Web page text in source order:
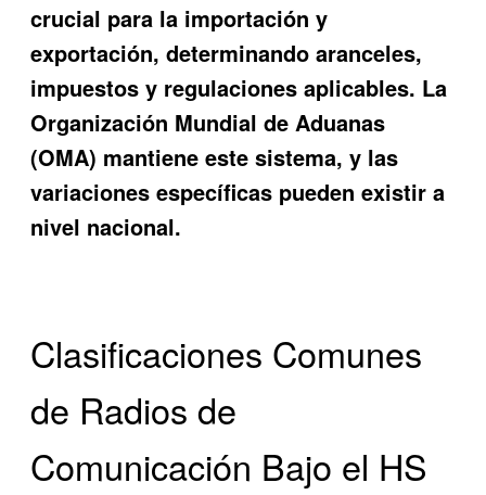
crucial para la importación y
exportación, determinando aranceles,
impuestos y regulaciones aplicables. La
Organización Mundial de Aduanas
(OMA) mantiene este sistema, y las
variaciones específicas pueden existir a
nivel nacional.
Clasificaciones Comunes
de Radios de
Comunicación Bajo el HS